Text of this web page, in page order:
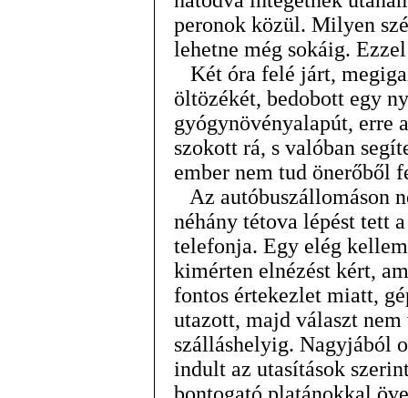
peronok közül. Milyen
lehetne még sokáig.
Két óra felé járt,
öltözékét, bedobott egy
gyógynövényalapút, erre
szokott rá, s valóban
ember nem tud önerőből
Az autóbuszállomáson
néhány tétova lépést tett
telefonja. Egy elég
kimérten elnézést kért,
fontos értekezlet miatt,
utazott, majd választ
szálláshelyig. Nagyjából
indult az utasítások